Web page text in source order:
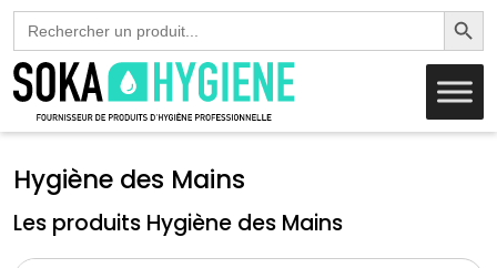
Search
for:
Search
Hygiène des Mains
Les produits Hygiène des Mains